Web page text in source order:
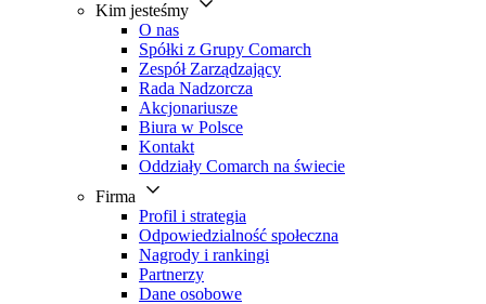
Kim jesteśmy
O nas
Spółki z Grupy Comarch
Zespół Zarządzający
Rada Nadzorcza
Akcjonariusze
Biura w Polsce
Kontakt
Oddziały Comarch na świecie
Firma
Profil i strategia
Odpowiedzialność społeczna
Nagrody i rankingi
Partnerzy
Dane osobowe